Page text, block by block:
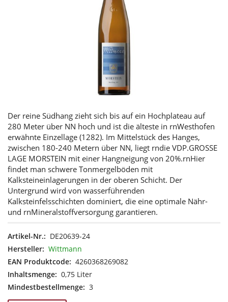
Der reine Südhang zieht sich bis auf ein Hochplateau auf
280 Meter über NN hoch und ist die älteste in rnWesthofen
erwähnte Einzellage (1282). Im Mittelstück des Hanges,
zwischen 180-240 Metern über NN, liegt rndie VDP.GROSSE
LAGE MORSTEIN mit einer Hangneigung von 20%.rnHier
findet man schwere Tonmergelböden mit
Kalksteineinlagerungen in der oberen Schicht. Der
Untergrund wird von wasserführenden
Kalksteinfelsschichten dominiert, die eine optimale Nähr-
und rnMineralstoffversorgung garantieren.
Artikel-Nr.: DE20639-24
Hersteller: Wittmann
EAN Produktcode: 4260368269082
Inhaltsmenge: 0,75 Liter
Mindestbestellmenge: 3